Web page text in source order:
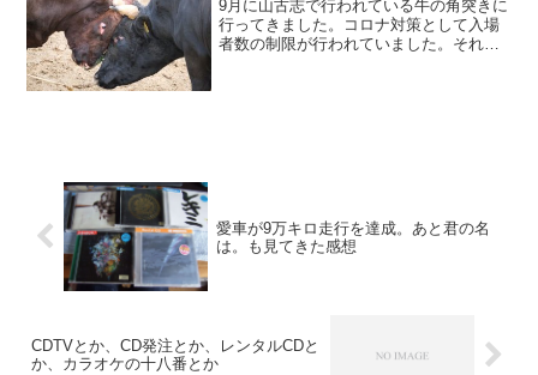
9月に山古志で行われている牛の角突きに
行ってきました。コロナ対策として入場
者数の制限が行われていました。それで
愛車が9万キロ走行を達成。あと君の名
は。も見てきた感想
CDTVとか、CD発注とか、レンタルCDと
か、カラオケの十八番とか